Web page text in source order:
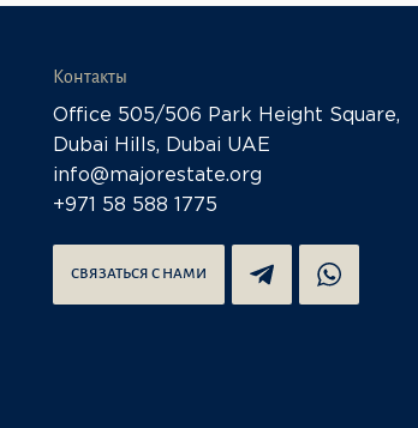
Контакты
Office 505/506 Park Height Square,
Dubai Hills, Dubai UAE
info@majorestate.org
+971 58 588 1775
СВЯЗАТЬСЯ С НАМИ